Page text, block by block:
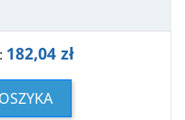
182,04 zł